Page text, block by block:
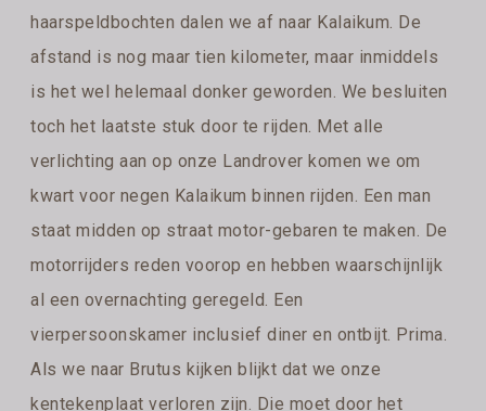
haarspeldbochten dalen we af naar Kalaikum. De
afstand is nog maar tien kilometer, maar inmiddels
is het wel helemaal donker geworden. We besluiten
toch het laatste stuk door te rijden. Met alle
verlichting aan op onze Landrover komen we om
kwart voor negen Kalaikum binnen rijden. Een man
staat midden op straat motor-gebaren te maken. De
motorrijders reden voorop en hebben waarschijnlijk
al een overnachting geregeld. Een
vierpersoonskamer inclusief diner en ontbijt. Prima.
Als we naar Brutus kijken blijkt dat we onze
kentekenplaat verloren zijn. Die moet door het